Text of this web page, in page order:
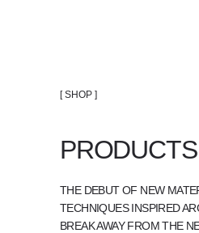
PRODUCTS
[ SHOP ]
THE DEBUT OF NEW
TECHNIQUES INSPIRED
BREAK AWAY FROM THE